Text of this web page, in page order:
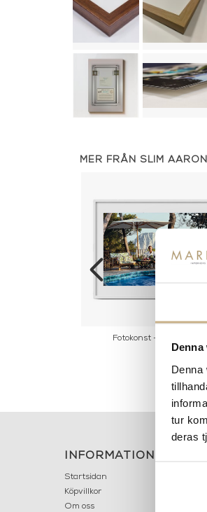
Denna
tur
deras
MER FRÅN SLIM
Fotokonst - Capri Hotel
INFORMATION
Startsidan
Köpvillkor
Om oss